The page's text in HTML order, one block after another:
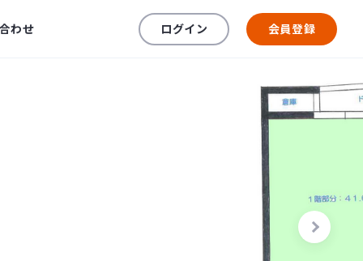
わせ ログイン 会員登録